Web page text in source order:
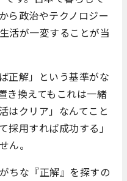
ら政治やテクノロジー
活が一変することが当
正解」という基準がな
き換えてもこれは一緒
はクリア」なんてこと
採用すれば成功する」
ん。
ちな『正解』を探すの